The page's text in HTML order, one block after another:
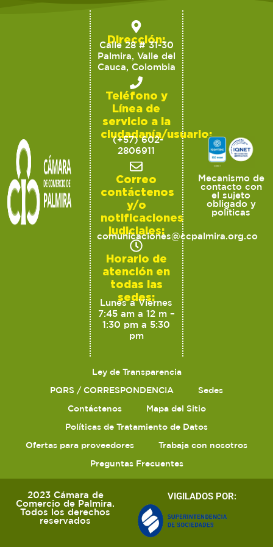
Dirección:
Calle 28 # 31-30
Palmira, Valle del
Cauca, Colombia
Teléfono y
Línea de
servicio a la
ciudadanía/usuario:
(+57) 602-
2806911
Correo
contáctenos
y/o
notificaciones
judiciales:
comunicaciones@ccpalmira.org.co
Horario de
atención en
todas las
sedes:
Lunes a Viernes
7:45 am a 12 m –
1:30 pm a 5:30
pm
Mecanismo de
contacto con
el sujeto
obligado y
políticas
Ley de Transparencia
PQRS / CORRESPONDENCIA
Sedes
Contáctenos
Mapa del Sitio
Políticas de Tratamiento de Datos
Ofertas para proveedores
Trabaja con nosotros
Preguntas Frecuentes
2023 Cámara de
Comercio de Palmira.
Todos los derechos
reservados
VIGILADOS POR: